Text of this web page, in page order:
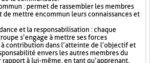
: permet de rassembler les membres
de mettre en commun leurs connaissances et
et la responsabilisation : chaque
s’engage à mettre ses forces
contribution dans l’atteinte de l’objectif et
envers les autres membres du
à lui-même, en tant qu’apprenant.